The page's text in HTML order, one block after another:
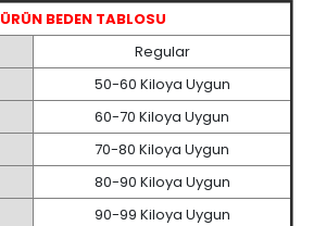
ÜRÜN BEDEN TABLOSU
Regular
50-60 Kiloya Uygun
60-70 Kiloya Uygun
70-80 Kiloya Uygun
80-90 Kiloya Uygun
90-99 Kiloya Uygun